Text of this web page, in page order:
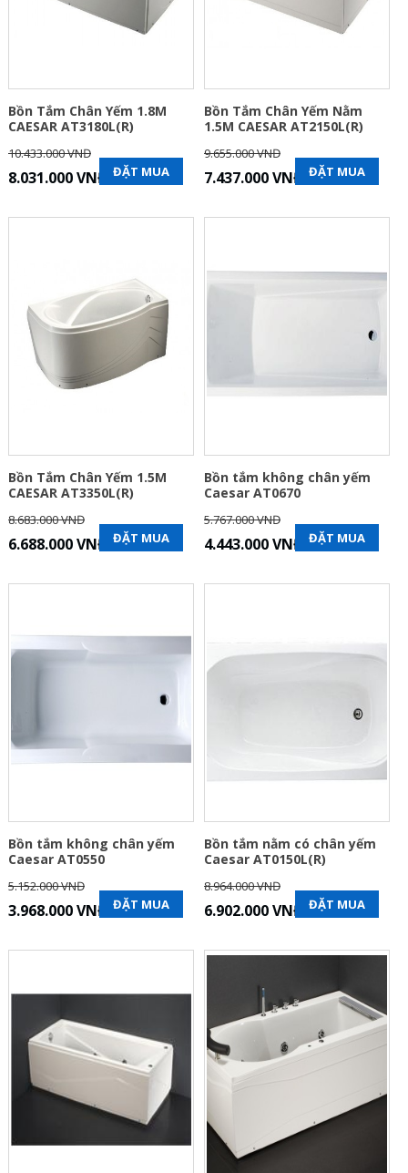
Bồn Tắm Chân Yếm 1.8M
CAESAR AT3180L(R)
10.433.000 VNĐ
8.031.000 VNĐ ĐẶT MUA
Bồn Tắm Chân Yếm Nằm
1.5M CAESAR AT2150L(R)
9.655.000 VNĐ
7.437.000 VNĐ ĐẶT MUA
Bồn Tắm Chân Yếm 1.5M
CAESAR AT3350L(R)
8.683.000 VNĐ
6.688.000 VNĐ ĐẶT MUA
Bồn tắm không chân yếm
Caesar AT0670
5.767.000 VNĐ
4.443.000 VNĐ ĐẶT MUA
Bồn tắm không chân yếm
Caesar AT0550
5.152.000 VNĐ
3.968.000 VNĐ ĐẶT MUA
Bồn tắm nằm có chân yếm
Caesar AT0150L(R)
8.964.000 VNĐ
6.902.000 VNĐ ĐẶT MUA